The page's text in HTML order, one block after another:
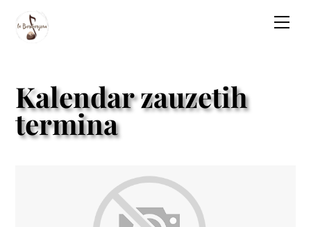
content
Kalendar zauzetih
termina